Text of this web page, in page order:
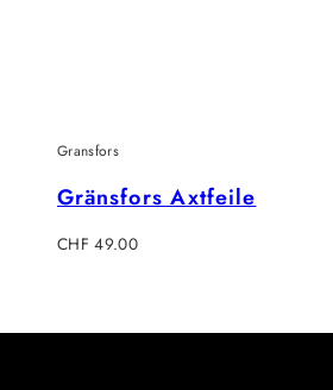
Gransfors
Gränsfors Axtfeile
Regulärer
CHF 49.00